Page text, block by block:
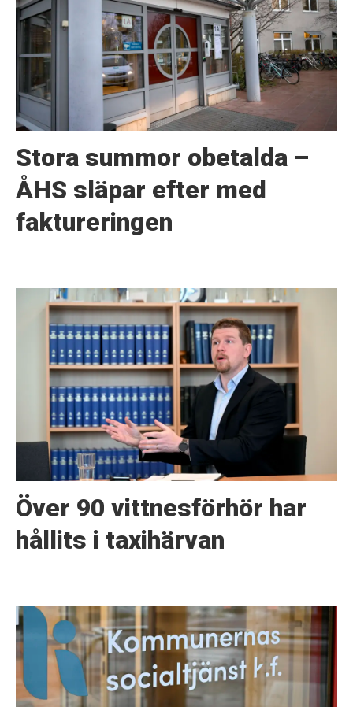
Stora summor obetalda –
ÅHS släpar efter med
faktureringen
Över 90 vittnesförhör har
hållits i taxihärvan